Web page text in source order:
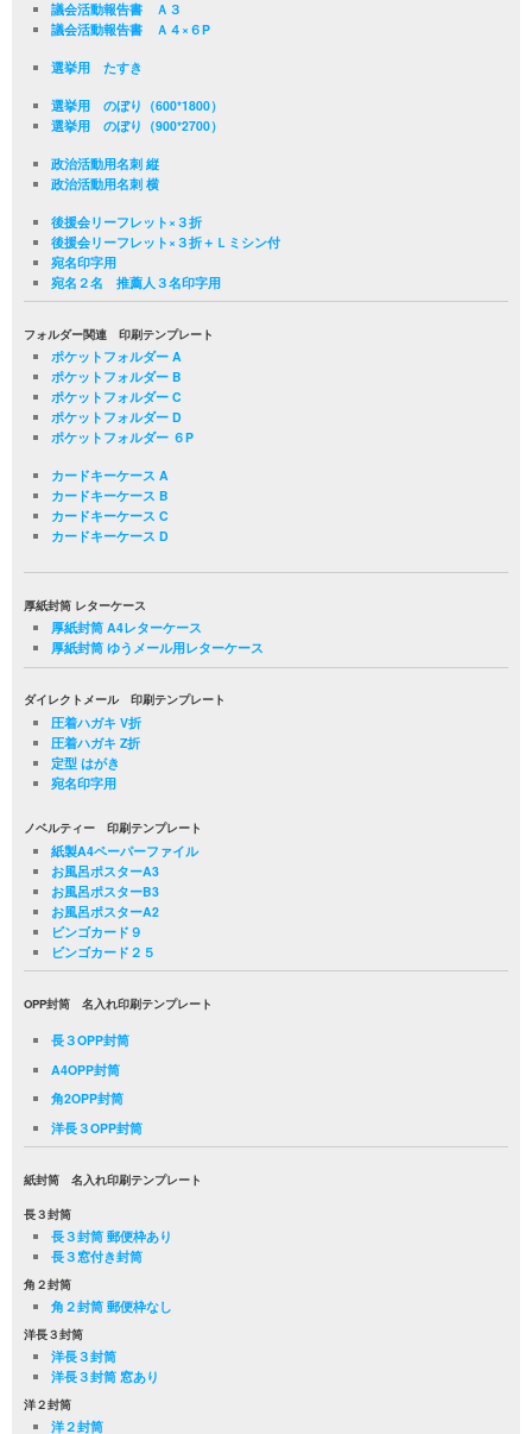
議会活動報告書 Ａ３
議会活動報告書 Ａ４×６P
選挙用 たすき
選挙用 のぼり（600*1800）
選挙用 のぼり（900*2700）
政治活動用名刺 縦
政治活動用名刺 横
後援会リーフレット×３折
後援会リーフレット×３折＋Ｌミシン付
宛名印字用
宛名２名 推薦人３名印字用
フォルダー関連 印刷テンプレート
ポケットフォルダー A
ポケットフォルダー B
ポケットフォルダー C
ポケットフォルダー D
ポケットフォルダー ６P
カードキーケース A
カードキーケース B
カードキーケース C
カードキーケース D
厚紙封筒 レターケース
厚紙封筒 A4レターケース
厚紙封筒 ゆうメール用レターケース
ダイレクトメール 印刷テンプレート
圧着ハガキ V折
圧着ハガキ Z折
定型 はがき
宛名印字用
ノベルティー 印刷テンプレート
紙製A4ペーパーファイル
お風呂ポスターA3
お風呂ポスターB3
お風呂ポスターA2
ビンゴカード９
ビンゴカード２５
OPP封筒 名入れ印刷テンプレート
長３OPP封筒
A4OPP封筒
角2OPP封筒
洋長３OPP封筒
紙封筒 名入れ印刷テンプレート
長３封筒
長３封筒 郵便枠あり
長３窓付き封筒
角２封筒
角２封筒 郵便枠なし
洋長３封筒
洋長３封筒
洋長３封筒 窓あり
洋２封筒
洋２封筒